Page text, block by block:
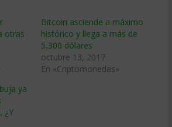
otras
Bitcoin asciende a máximo
histórico y llega a más de
5,300 dólares
octubre 13, 2017
En «Criptomonedas»
ya
¿Y